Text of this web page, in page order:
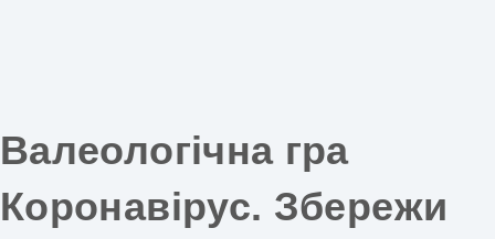
Валеологічна гра
Коронавірус. Збережи